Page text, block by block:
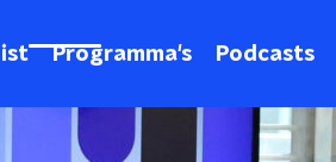
Programma's Podcasts